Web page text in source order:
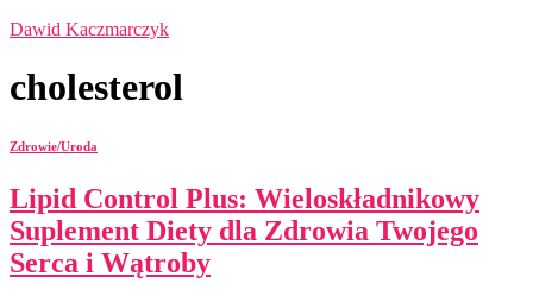
Dawid Kaczmarczyk
cholesterol
Zdrowie/Uroda
Lipid Control Plus: Wieloskładnikowy
Suplement Diety dla Zdrowia Twojego
Serca i Wątroby